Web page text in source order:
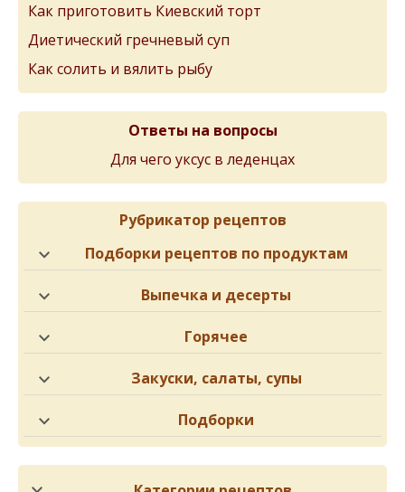
Как приготовить Киевский торт
Диетический гречневый суп
Как солить и вялить рыбу
Ответы на вопросы
Для чего уксус в леденцах
Рубрикатор рецептов
Подборки рецептов по продуктам
Выпечка и десерты
Горячее
Закуски, салаты, супы
Подборки